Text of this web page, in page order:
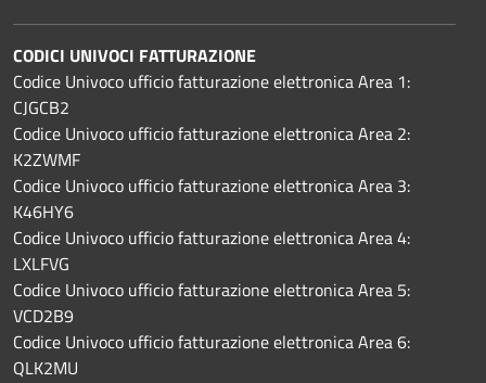
CODICI UNIVOCI FATTURAZIONE
Codice Univoco ufficio fatturazione elettronica Area 1:
CJGCB2
Codice Univoco ufficio fatturazione elettronica Area 2:
K2ZWMF
Codice Univoco ufficio fatturazione elettronica Area 3:
K46HY6
Codice Univoco ufficio fatturazione elettronica Area 4:
LXLFVG
Codice Univoco ufficio fatturazione elettronica Area 5:
VCD2B9
Codice Univoco ufficio fatturazione elettronica Area 6:
QLK2MU